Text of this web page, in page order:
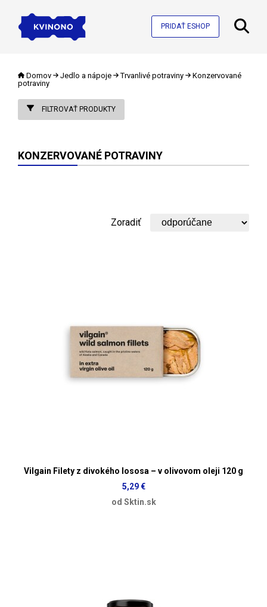
PRIDAŤ ESHOP
Domov Jedlo a nápoje Trvanlivé potraviny
Konzervované
potraviny
FILTROVAŤ PRODUKTY
KONZERVOVANÉ POTRAVINY
Zoradiť
Vilgain Filety z divokého lososa – v olivovom oleji 120 g
5,29 €
od Sktin.sk